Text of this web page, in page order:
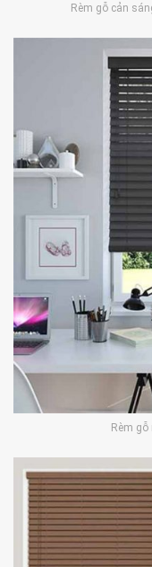
Rèm gỗ cản
Rèm